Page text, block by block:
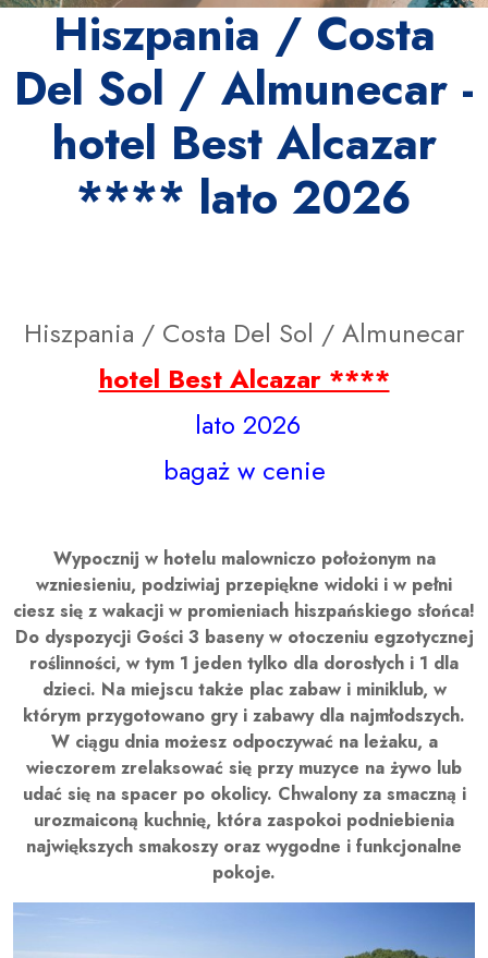
Hiszpania / Costa
Del Sol / Almunecar -
hotel Best Alcazar
**** lato 2026
Hiszpania / Costa Del Sol / Almunecar
hotel Best Alcazar ****
lato 2026
bagaż w cenie
Wypocznij w hotelu malowniczo położonym na
wzniesieniu, podziwiaj przepiękne widoki i w pełni
ciesz się z wakacji w promieniach hiszpańskiego słońca!
Do dyspozycji Gości 3 baseny w otoczeniu egzotycznej
roślinności, w tym 1 jeden tylko dla dorosłych i 1 dla
dzieci. Na miejscu także plac zabaw i miniklub, w
którym przygotowano gry i zabawy dla najmłodszych.
W ciągu dnia możesz odpoczywać na leżaku, a
wieczorem zrelaksować się przy muzyce na żywo lub
udać się na spacer po okolicy. Chwalony za smaczną i
urozmaiconą kuchnię, która zaspokoi podniebienia
największych smakoszy oraz wygodne i funkcjonalne
pokoje.